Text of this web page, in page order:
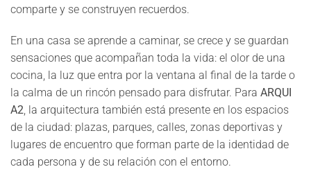
comparte y se construyen recuerdos.
En una casa se aprende a caminar, se crece y se guardan
sensaciones que acompañan toda la vida: el olor de una
cocina, la luz que entra por la ventana al final de la tarde o
la calma de un rincón pensado para disfrutar. Para ARQUI
A2 , la arquitectura también está presente en los espacios
de la ciudad: plazas, parques, calles, zonas deportivas y
lugares de encuentro que forman parte de la identidad de
cada persona y de su relación con el entorno.